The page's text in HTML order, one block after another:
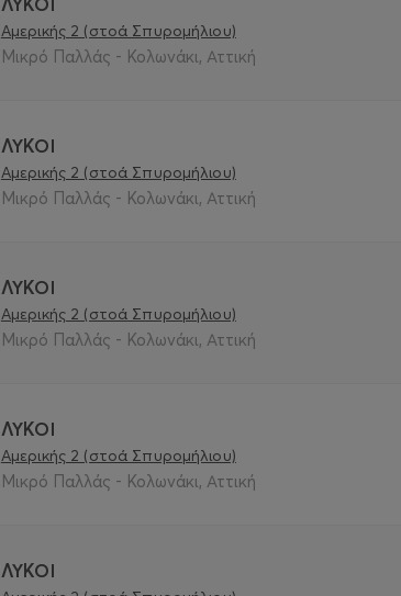
Αμερικής 2 (στοά Σπυρομήλιου)
Μικρό Παλλάς - Κολωνάκι, Αττική
ΛΥΚΟΙ
Αμερικής 2 (στοά Σπυρομήλιου)
Μικρό Παλλάς - Κολωνάκι, Αττική
ΛΥΚΟΙ
Αμερικής 2 (στοά Σπυρομήλιου)
Μικρό Παλλάς - Κολωνάκι, Αττική
ΛΥΚΟΙ
Αμερικής 2 (στοά Σπυρομήλιου)
Μικρό Παλλάς - Κολωνάκι, Αττική
ΛΥΚΟΙ